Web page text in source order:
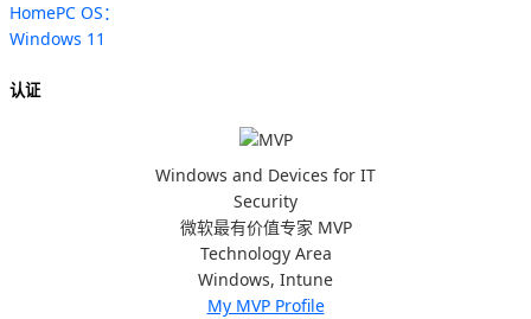
HomePC OS：
Windows 11
认证
Windows and Devices for IT
Security
微软最有价值专家 MVP
Technology Area
Windows, Intune
My MVP Profile